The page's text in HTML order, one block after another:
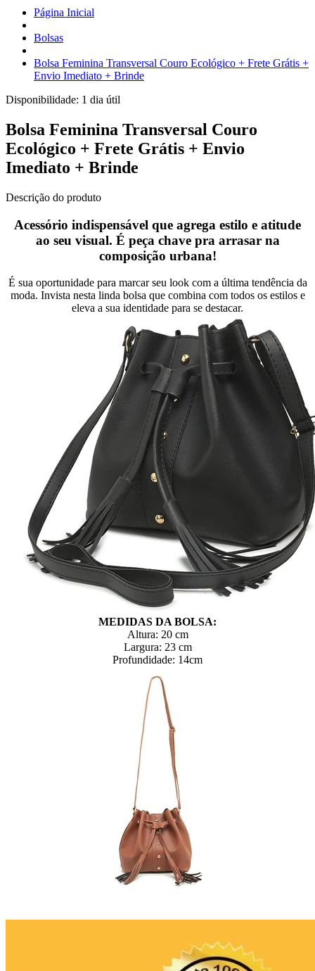
Página Inicial
Bolsas
Bolsa Feminina Transversal Couro Ecológico + Frete Grátis +
Envio Imediato + Brinde
Disponibilidade: 1 dia útil
Bolsa Feminina Transversal Couro
Ecológico + Frete Grátis + Envio
Imediato + Brinde
Descrição do produto
Acessório indispensável que agrega estilo e atitude
ao seu visual. É peça chave pra arrasar na
composição urbana!
É sua oportunidade para marcar seu look com a última tendência da
moda. Invista nesta linda bolsa que combina com todos os estilos e
eleva a sua identidade para se destacar.
MEDIDAS DA BOLSA:
Altura: 20 cm
Largura: 23 cm
Profundidade: 14cm